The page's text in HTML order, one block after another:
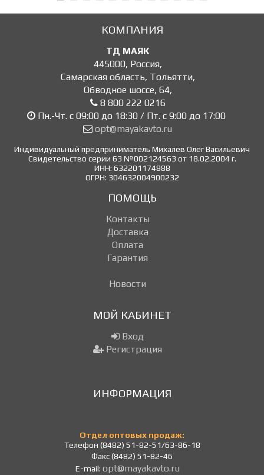
КОМПАНИЯ
ТД МАЯК
445000, Россия,
Самарская область, Тольятти,
Обводное шоссе, 64,
8 800 222 0216
Пн.-Чт. с 09:00 до 18:30 / Пт. с 9:00 до 17:00
opt@mayakavto.ru
Индивидуальный предприниматель Михалев Олег Васильевич
Свидетельство серии 63 №002124563 от 18.02.2004 г.
ИНН: 632201174888
ОГРН: 304632004900232
ПОМОЩЬ
Контакты
Доставка
Оплата
Гарантия
Новости
МОЙ КАБИНЕТ
Вход
Регистрация
ИНФОРМАЦИЯ
Отдел оптовых продаж:
Телефон (8482) 51-82-51/63-86-18
Факс (8482) 51-82-46
E-mail: opt@mayakavto.ru